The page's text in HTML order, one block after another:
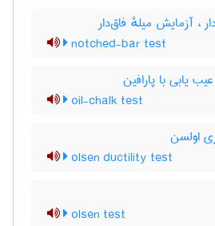
، آزمایش میلهٔ فاق‌دار
notched-bar test
یابی با پارافین
oil-chalk test
اولسن
olsen ductility test
olsen test